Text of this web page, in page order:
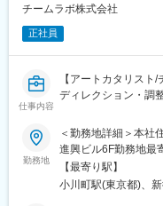
■FLAGSHIP LINE株
◇エイベックス・ピ
ーション、ゲーム及
す。
◇エイベックス・ピ
ングスの100％子会
アニメーション企画
ャーズが有する企画
VR等の企画開発・制
を行っています。
チームラボ株式会社
正社員
仕事内容
【アートカタリスト
ディレクション・調
■業務概要：
展示における作品の
レクション、制作進
品調整などの設営業
勤務地
＜勤務地詳細＞本社
進興ビル6F勤務地最
対策：屋内全面禁煙
【最寄り駅】
小川町駅(東京都)、